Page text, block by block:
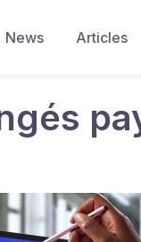
News Articles